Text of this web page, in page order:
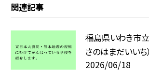
関連記事
福島県いわき市
さのはまだいいち
2026/06/18